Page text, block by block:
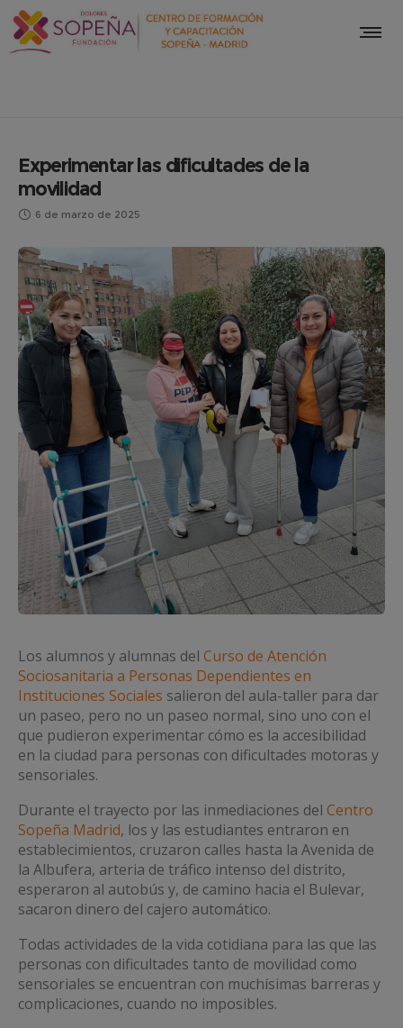
Experimentar las dificultades de la
movilidad
6 de marzo de 2025
Los alumnos y alumnas del Curso de Atención
Sociosanitaria a Personas Dependientes en
Instituciones Sociales salieron del aula-taller para dar
un paseo, pero no un paseo normal, sino uno con el
que pudieron experimentar cómo es la accesibilidad
en la ciudad para personas con dificultades motoras y
sensoriales.
Durante el trayecto por las inmediaciones del Centro
Sopeña Madrid, los y las estudiantes entraron en
establecimientos, cruzaron calles hasta la Avenida de
la Albufera, arteria de tráfico intenso del distrito,
esperaron al autobús y, de camino hacia el Bulevar,
sacaron dinero del cajero automático.
Todas actividades de la vida cotidiana para las que las
personas con dificultades tanto de movilidad como
sensoriales se encuentran con muchísimas barreras y
complicaciones, cuando no imposibles.